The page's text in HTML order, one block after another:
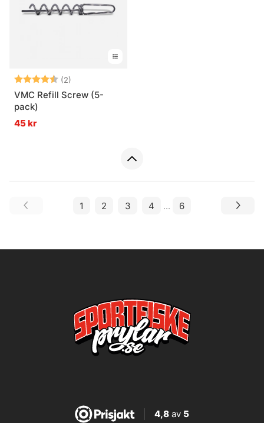
Betyg: (2)
VMC Refill Screw (5-
pack)
45 kr
1 2 3 4 ... 6
4,8av 5